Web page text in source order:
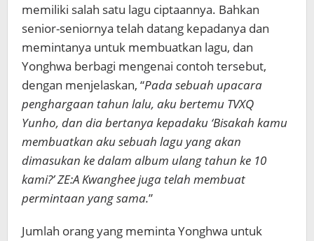
memiliki salah satu lagu ciptaannya. Bahkan
senior-seniornya telah datang kepadanya dan
memintanya untuk membuatkan lagu, dan
Yonghwa berbagi mengenai contoh tersebut,
dengan menjelaskan, “Pada sebuah upacara
penghargaan tahun lalu, aku bertemu TVXQ
Yunho, dan dia bertanya kepadaku ‘Bisakah kamu
membuatkan aku sebuah lagu yang akan
dimasukan ke dalam album ulang tahun ke 10
kami?’ ZE:A Kwanghee juga telah membuat
permintaan yang sama.”
Jumlah orang yang meminta Yonghwa untuk